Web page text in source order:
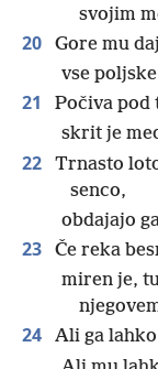
svojim
20 Gore mu
vse
21
Počiva
skrit je
22
Trnasto
senco,
obdajajo
23
Če reka
miren je,
24
Ali ga